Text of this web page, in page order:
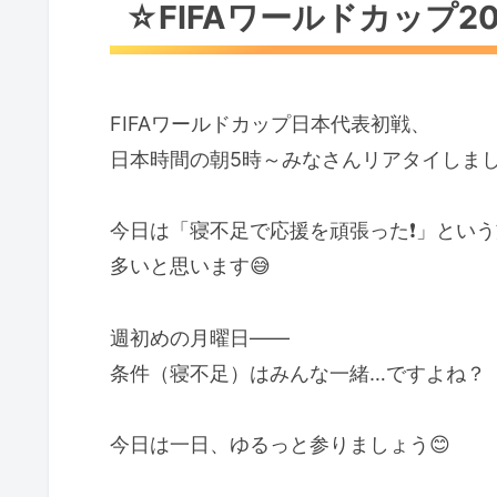
☆6/15の誕生花と花言葉
☆Happy占い
☆編集後記
編集長（yu-me☆）のひとこと
☆Happyの心得
感謝＆ありがとう＆笑顔のループ
☆FIFAワールドカップ
FIFAワールドカップ日本代表初戦、
日本時間の朝5時～みなさんリアタイしま
今日は「寝不足で応援を頑張った❗️」とい
多いと思います😅
週初めの月曜日――
条件（寝不足）はみんな一緒…ですよね？
今日は一日、ゆるっと参りましょう😊